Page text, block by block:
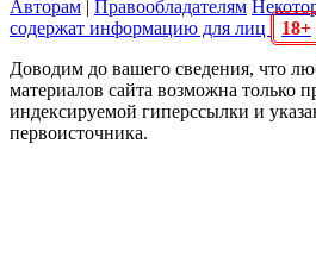
Авторам | Правообладателям
содержат информацию для лиц
18+
Доводим до вашего сведения, что
материалов сайта возможна только
индексируемой гиперссылки и
первоисточника.